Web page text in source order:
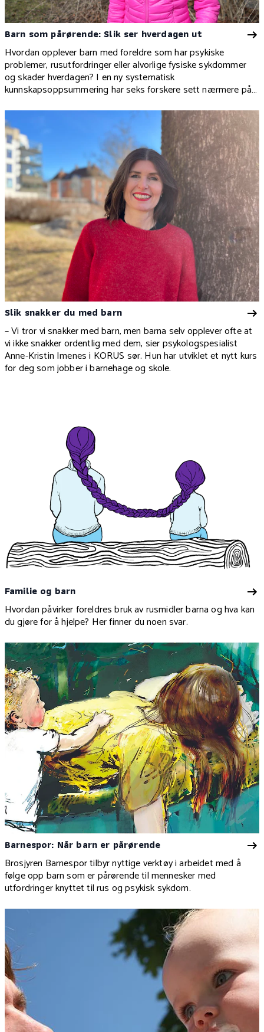
Barn som pårørende: Slik ser hverdagen ut
Hvordan opplever barn med foreldre som har psykiske
problemer, rusutfordringer eller alvorlige fysiske sykdommer
og skader hverdagen? I en ny systematisk
kunnskapsoppsummering har seks forskere sett nærmere på
Slik snakker du med barn
– Vi tror vi snakker med barn, men barna selv opplever ofte at
vi ikke snakker ordentlig med dem, sier psykologspesialist
Anne-Kristin Imenes i KORUS sør. Hun har utviklet et nytt kurs
for deg som jobber i barnehage og skole.
Familie og barn
Hvordan påvirker foreldres bruk av rusmidler barna og hva kan
du gjøre for å hjelpe? Her finner du noen svar.
Barnespor: Når barn er pårørende
Brosjyren Barnespor tilbyr nyttige verktøy i arbeidet med å
følge opp barn som er pårørende til mennesker med
utfordringer knyttet til rus og psykisk sykdom.